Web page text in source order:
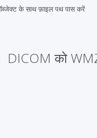
के साथ फ़ाइल पथ पास करें
DICOM को